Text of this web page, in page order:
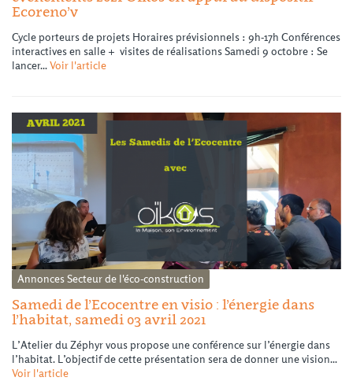
Ecoreno’v
Cycle porteurs de projets Horaires prévisionnels : 9h-17h Conférences
interactives en salle + visites de réalisations Samedi 9 octobre : Se
lancer...Voir l'article
AnnoncesSecteur de l'éco-construction
Samedi de l’Ecocentre en visio : l’énergie dans
l’habitat, samedi 03 avril 2021
L’Atelier du Zéphyr vous propose une conférence sur l’énergie dans
l’habitat. L’objectif de cette présentation sera de donner une vision...
Voir l'article